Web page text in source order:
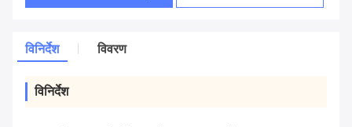
विनिर्देश विवरण
विनिर्देश